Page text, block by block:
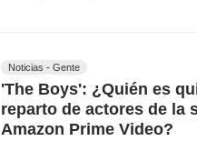
Noticias - Gente
'The Boys': ¿Quién es
reparto de actores de la
Amazon Prime Video?